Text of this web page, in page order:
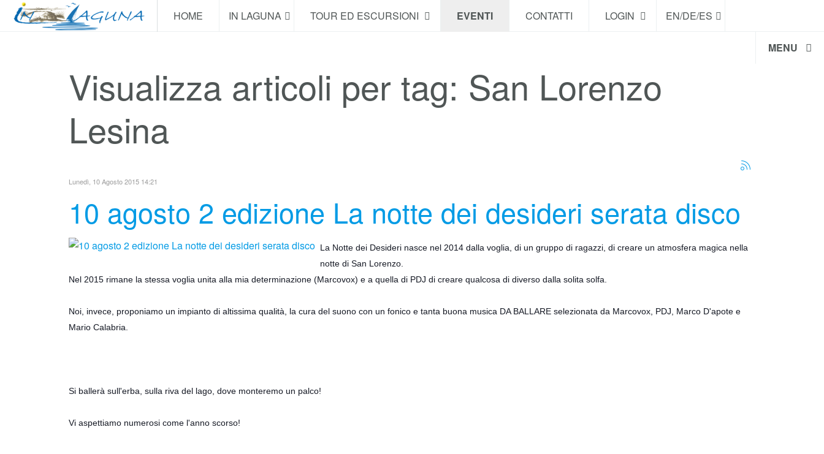
HOME IN LAGUNA TOUR ED ESCURSIONI EVENTI CONTATTI LOGIN EN/DE/ES
MENU
Visualizza articoli per tag: San Lorenzo
Lesina
Lunedì, 10 Agosto 2015 14:21
10 agosto 2 edizione La notte dei desideri serata disco
La Notte dei Desideri nasce nel 2014 dalla voglia, di un gruppo di ragazzi, di creare un atmosfera magica nella
notte di San Lorenzo.
Nel 2015 rimane la stessa voglia unita alla mia determinazione (Marcovox) e a quella di PDJ di creare qualcosa di diverso dalla solita solfa.
Noi, invece, proponiamo un impianto di altissima qualità, la cura del suono con un fonico e tanta buona musica DA BALLARE selezionata da Marcovox , PDJ, Marco D'apote e
Mario Calabria.
Si ballerà sull'erba, sulla riva del lago, dove monteremo un palco!
Vi aspettiamo numerosi come l'anno scorso!